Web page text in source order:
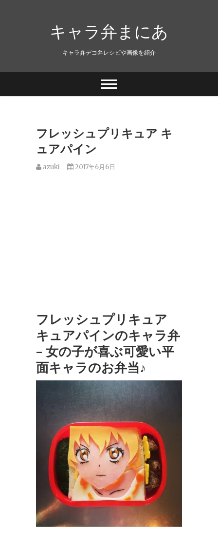
キャラ弁まにあ
キャラ弁デコ弁レシピや画像を紹介
フレッシュプリキュア キ
ュアパイン
azuki 2017年6月6日
フレッシュプリキュア
キュアパインのキャラ弁
– 女の子が喜ぶ可愛い平
面キャラのお弁当♪